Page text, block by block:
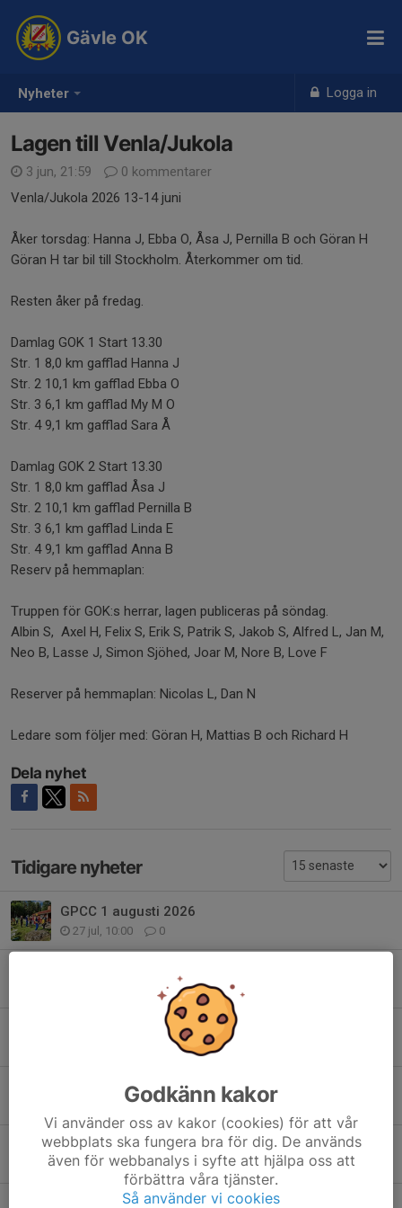
Nyheter Logga in
Gävle OK
Lagen till Venla/Jukola
3 jun, 21:59
0 kommentarer
Venla/Jukola 2026 13-14 juni
Åker torsdag: Hanna J, Ebba O, Åsa J, Pernilla B och Göran H
Göran H tar bil till Stockholm. Återkommer om tid.
Resten åker på fredag.
Damlag GOK 1 Start 13.30
Str. 1 8,0 km gafflad Hanna J
Str. 2 10,1 km gafflad Ebba O
Str. 3 6,1 km gafflad My M O
Str. 4 9,1 km gafflad Sara Å
Damlag GOK 2 Start 13.30
Str. 1 8,0 km gafflad Åsa J
Str. 2 10,1 km gafflad Pernilla B
Str. 3 6,1 km gafflad Linda E
Str. 4 9,1 km gafflad Anna B
Reserv på hemmaplan:
Truppen för GOK:s herrar, lagen publiceras på söndag.
Albin S, Axel H, Felix S, Erik S, Patrik S, Jakob S, Alfred L, Jan M,
Neo B, Lasse J, Simon Sjöhed, Joar M, Nore B, Love F
Reserver på hemmaplan: Nicolas L, Dan N
Ledare som följer med: Göran H, Mattias B och Richard H
Dela nyhet
Tidigare nyheter
GPCC 1 augusti 2026
27 jul, 10:00 0
5
Provlöpning NM Sprint Torsdag 18 Juni
Kotka Jukola - ur löparens perspektiv
16 jun, 09:47 5
Information om Jukolaresan
9 jun, 10:27 0
Efteranmälningsavgifter för direktanmälan
Godkänn kakor
Vi använder oss av kakor (cookies) för att vår
webbplats ska fungera bra för dig. De används
även för webbanalys i syfte att hjälpa oss att
förbättra våra tjänster.
Så använder vi cookies